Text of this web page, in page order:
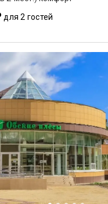
для 2 гостей